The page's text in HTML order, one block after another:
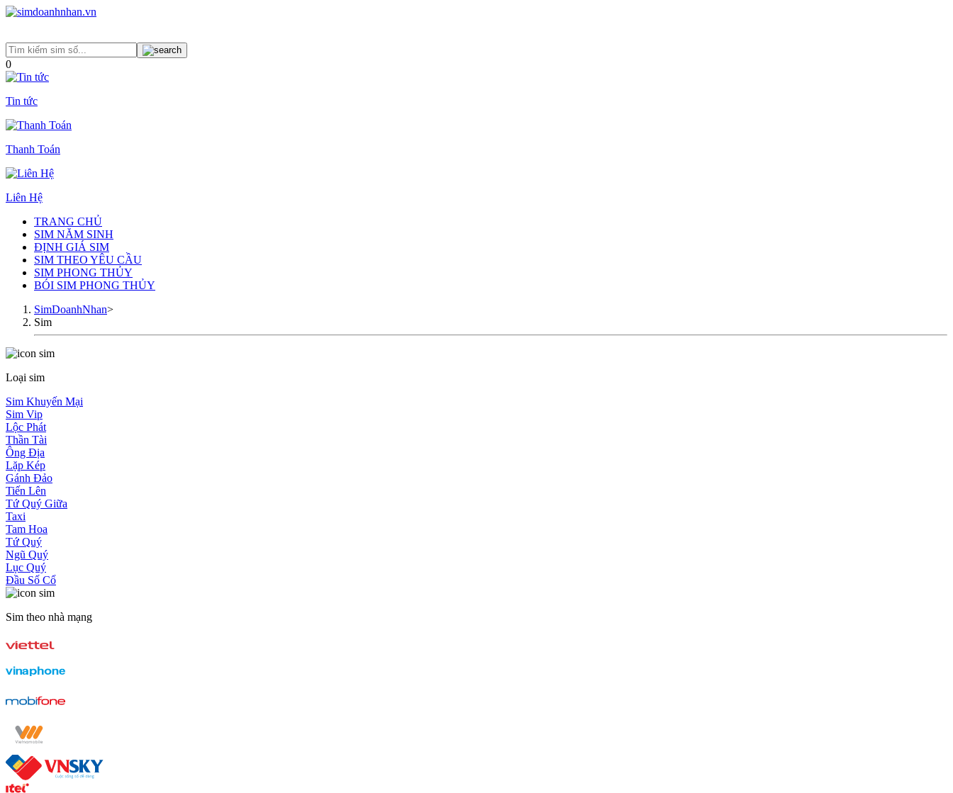
0
Tin tức
Thanh Toán
Liên Hệ
TRANG CHỦ
SIM NĂM SINH
ĐỊNH GIÁ SIM
SIM THEO YÊU CẦU
SIM PHONG THỦY
BÓI SIM PHONG THỦY
SimDoanhNhan>
Sim
Loại sim
Sim Khuyến Mại
Sim Vip
Lộc Phát
Thần Tài
Ông Địa
Lặp Kép
Gánh Đảo
Tiến Lên
Tứ Quý Giữa
Taxi
Tam Hoa
Tứ Quý
Ngũ Quý
Lục Quý
Đầu Số Cổ
Sim theo nhà mạng